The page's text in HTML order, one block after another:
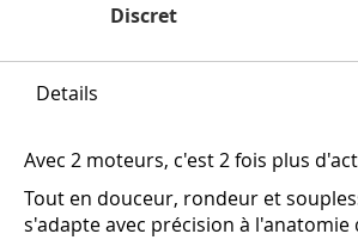
Discret
Details
Avec 2 moteurs, c'est 2 fois plus
Tout en douceur, rondeur et
s'adapte avec précision à l'anatomie